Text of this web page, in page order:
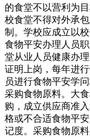
的食堂不以营利为
校食堂不得对外承
制。学校应成立以
食物平安办理人员
堂从业人员健康办
证明上岗，每年进
员进行食物平安学
采购食物原料。大
购，成立供应商准
格或不合适食物平
记度。采购食物原